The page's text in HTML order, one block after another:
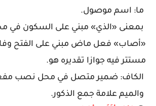
ما: اسم موصول.
بمعنى «الذي» مبني على السكون في
«أصاب» فعل ماض مبني على الفتح
مستتر فيه جوازا تقديره هو.
الكاف: ضمير متصل في محل نصب
والميم علامة جمع الذكور.